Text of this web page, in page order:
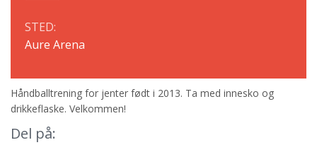
STED:
Aure Arena
Håndballtrening for jenter født i 2013. Ta med innesko og
drikkeflaske. Velkommen!
Del på: